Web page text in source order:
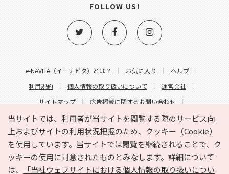
当サイトでは、利用者が当サイトを閲覧する際のサービス向
上およびサイトの利用状況把握のため、クッキー（Cookie）
を使用しています。当サイトでは閲覧を継続されることで、ク
ッキーの使用に同意されたものとみなします。詳細について
は、
「当社ウェブサイトにおける個人情報の取り扱いについ
e-NAVITA（イーナビタ）とは？ お気に入り
ヘルプ
利用規約
個人情報の取り扱いについて
運営会社
サイトマップ
広告掲載に関するお問い合わせ
サイトの内容に関するお問い合わせ
FOLLOW US!